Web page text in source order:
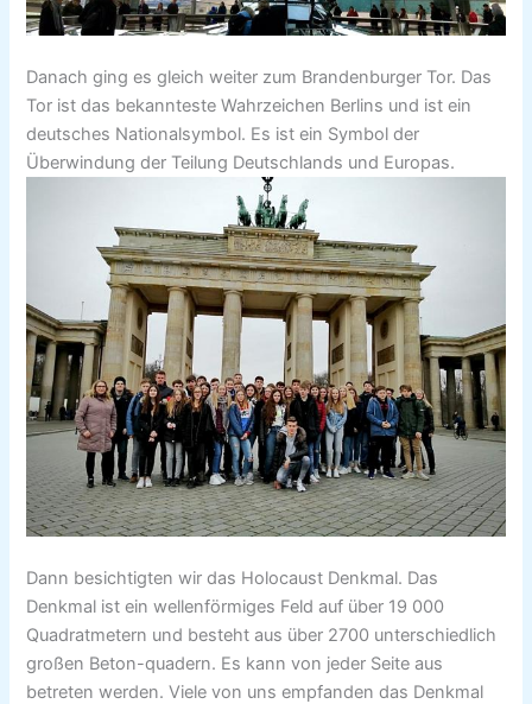
Danach ging es gleich weiter zum Brandenburger Tor. Das
Tor ist das bekannteste Wahrzeichen Berlins und ist ein
deutsches Nationalsymbol. Es ist ein Symbol der
Überwindung der Teilung Deutschlands und Europas.
Dann besichtigten wir das Holocaust Denkmal. Das
Denkmal ist ein wellenförmiges Feld auf über 19 000
Quadratmetern und besteht aus über 2700 unterschiedlich
großen Beton-quadern. Es kann von jeder Seite aus
betreten werden. Viele von uns empfanden das Denkmal